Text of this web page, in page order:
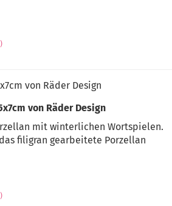
von Räder Design
von Räder Design
mit winterlichen Wortspielen.
filigran gearbeitete Porzellan